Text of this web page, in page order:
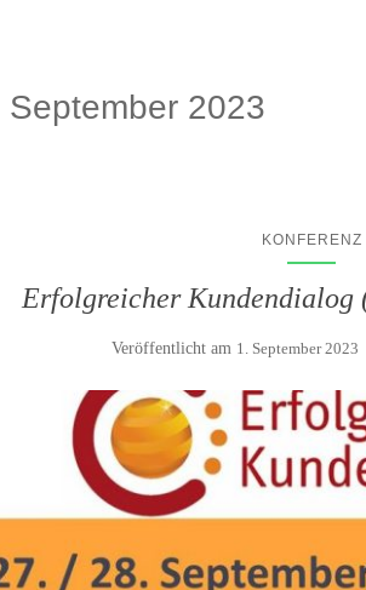
September 2023
KONFERENZ
Erfolgreicher Kundendialog
Veröffentlicht am 1. September 2023